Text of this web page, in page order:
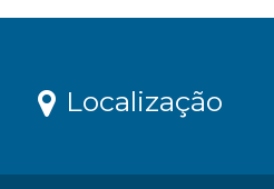
Localização